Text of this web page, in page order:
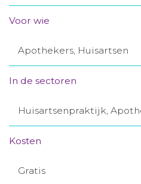
Aanmelden
Toegang
Voor wie
Apothekers, Huisartsen
In de sectoren
Huisartsenpraktijk,
Kosten
Gratis